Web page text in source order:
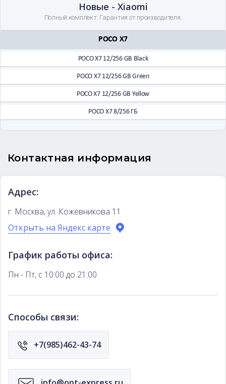
Новые - Xiaomi
Полный комплект. Гарантия от производителя.
POCO X7
POCO X7 12/256 GB Black
POCO X7 12/256 GB Green
POCO X7 12/256 GB Yellow
POCO X7 8/256 ГБ
Контактная информация
Адрес:
г. Москва, ул. Кожевникова 11
Открыть на Яндекс карте
График работы офиса:
Пн - Пт, с 10:00 до 21:00
Способы связи:
+7(985)462-43-74